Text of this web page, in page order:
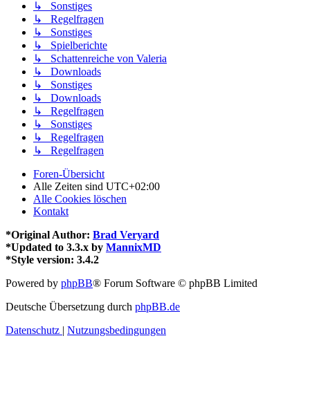
↳ Sonstiges
↳ Regelfragen
↳ Sonstiges
↳ Spielberichte
↳ Schattenreiche von Valeria
↳ Downloads
↳ Sonstiges
↳ Downloads
↳ Regelfragen
↳ Sonstiges
↳ Regelfragen
↳ Regelfragen
Foren-Übersicht
Alle Zeiten sind UTC+02:00
Alle Cookies löschen
Kontakt
*Original Author: Brad Veryard
*Updated to 3.3.x by MannixMD
*Style version: 3.4.2
Powered by phpBB® Forum Software © phpBB Limited
Deutsche Übersetzung durch phpBB.de
Datenschutz | Nutzungsbedingungen